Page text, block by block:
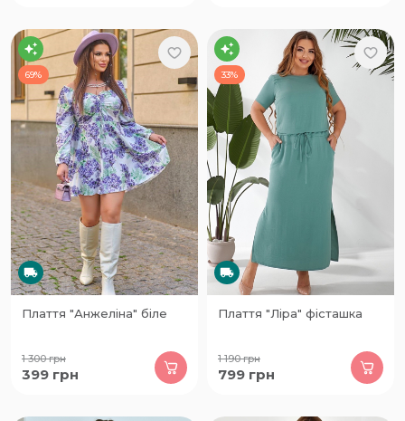
69%
Плаття "Анжеліна" біле
1 300грн
399 грн
33%
Плаття "Ліра" фісташка
1 190грн
799 грн